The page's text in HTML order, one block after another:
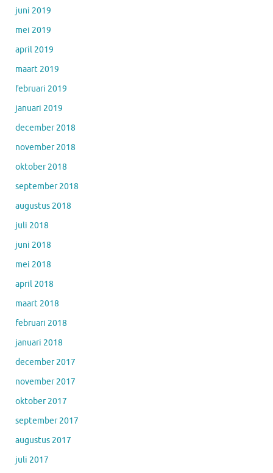
juni 2019
mei 2019
april 2019
maart 2019
februari 2019
januari 2019
december 2018
november 2018
oktober 2018
september 2018
augustus 2018
juli 2018
juni 2018
mei 2018
april 2018
maart 2018
februari 2018
januari 2018
december 2017
november 2017
oktober 2017
september 2017
augustus 2017
juli 2017